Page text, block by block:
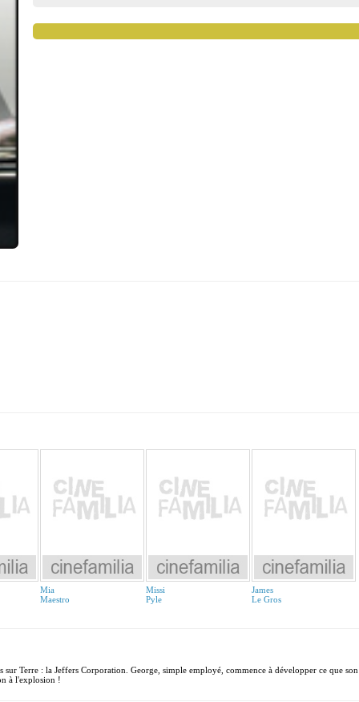
Mia
Maestro
Missi
Pyle
James
Le Gros
Terre : la Jeffers Corporation. George, simple employé, commence à développer ce que son
à l'explosion !